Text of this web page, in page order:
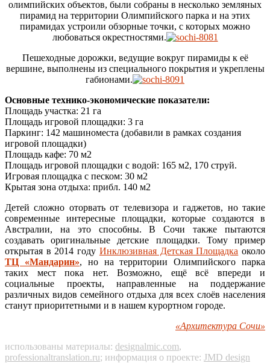
олимпийских объектов, были собраны в несколько земляных
пирамид на территории Олимпийского парка и на этих
пирамидах устроили обзорные точки, с которых можно
любоваться окрестностями.
Пешеходные дорожки, ведущие вокруг пирамиды к её
вершине, выполнены из специального покрытия и укреплены
габионами.
Основные технико-экономические показатели:
Площадь участка: 21 га
Площадь игровой площадки: 3 га
Паркинг: 142 машиноместа (добавили в рамках создания
игровой площадки)
Площадь кафе: 70 м2
Площадь игровой площадки с водой: 165 м2, 170 струй.
Игровая площадка с песком: 30 м2
Крытая зона отдыха: прибл. 140 м2
Детей сложно оторвать от телевизора и гаджетов, но такие
современные интересные площадки, которые создаются в
Австралии, на это способны. В Сочи также пытаются
создавать оригинальные детские площадки. Тому пример
открытая в 2014 году Инклюзивная Детская Площадка около
ТЦ «Мандарин», но на территории Олимпийского парка
таких мест пока нет. Возможно, ещё всё впереди и
социальные проекты, направленные на поддержание
различных видов семейного отдыха для всех слоёв населения
станут приоритетными и в нашем курортном городе.
«Архитектура Сочи»
использованы материалы: designalmic.com,
professionaltranslation.ru; информация о проекте: JMD design